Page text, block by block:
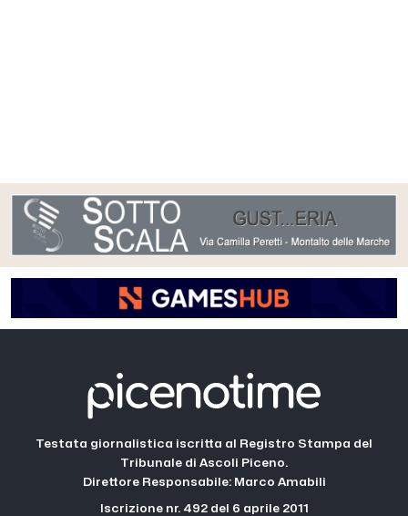
Testata giornalistica iscritta al Registro Stampa del
Tribunale di Ascoli Piceno.
Direttore Responsabile: Marco Amabili
Iscrizione nr. 492 del 6 aprile 2011